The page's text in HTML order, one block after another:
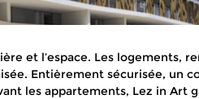
et l’espace. Les logements,
Entièrement sécurisée, un
les appartements, Lez in